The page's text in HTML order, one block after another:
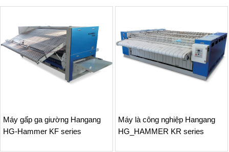
Máy gấp ga giường Hangang
HG-Hammer KF series
Máy là công nghiệp Hangang
HG_HAMMER KR series